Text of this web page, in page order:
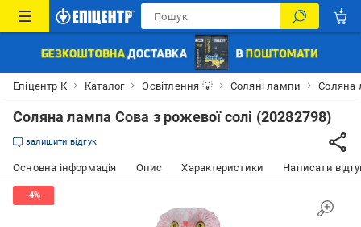
Епіцентр К Каталог Освітлення 💡 Соляні лампи Соляна
Соляна лампа Сова з рожевої солі (20282798)
залишити відгук
Основна інформація Опис Характеристики Написати